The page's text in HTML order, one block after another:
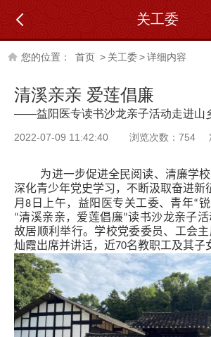
关工委
您的位置： 首页 > 关工委>详细内容
清溪亲亲 爱莲倡廉
——益阳医专读书沙龙亲子活动走进山
2022-07-09 11:42:40 浏览次数： 754
为进一步促进全民阅读、清廉学校
深化青少年党史学习，不断汲取奋进新
月8日上午，益阳医专关工委、青年“锐
“清溪亲亲，爱莲倡廉”读书沙龙亲子
故居顺利举行。学校党委委员、工会
灿霞出席并讲话，近70名教职工及其子